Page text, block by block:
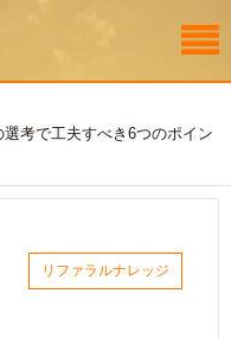
考で工夫すべき6つのポイン
リファラルナレッジ